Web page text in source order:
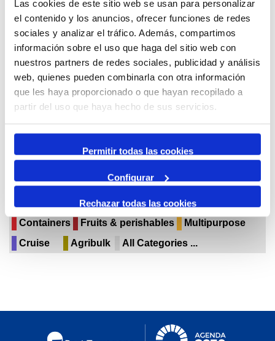
Las cookies de este sitio web se usan para personalizar
el contenido y los anuncios, ofrecer funciones de redes
sociales y analizar el tráfico. Además, compartimos
información sobre el uso que haga del sitio web con
nuestros partners de redes sociales, publicidad y análisis
web, quienes pueden combinarla con otra información
que les haya proporcionado o que hayan recopilado a
partir del uso que haya hecho de sus servicios.
Permitir todas las cookies
Configurar
Rechazar todas las cookies
April, 2026
By Month
Jump to month
March
Events Solid bulk
Liquid bulk
Paper & pulp forest
Breakbulk & Project cargo
Containers
Fruits & perishables
Multipurpose
Cruise
Agribulk All Categories ...